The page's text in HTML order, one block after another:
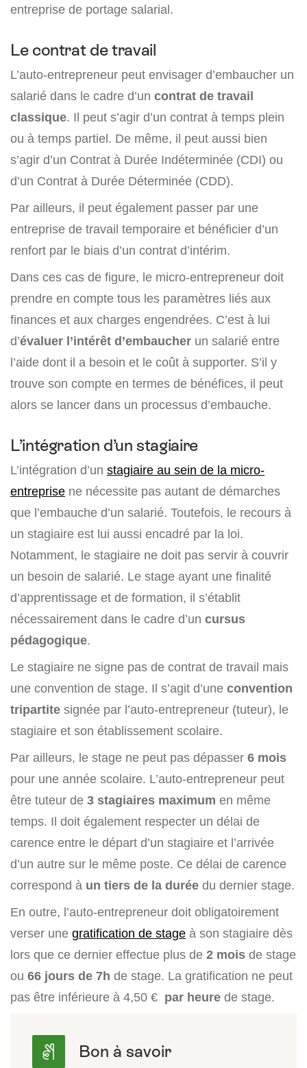
entreprise de portage salarial.
Le contrat de travail
L’auto-entrepreneur peut envisager d’embaucher un
salarié dans le cadre d’un contrat de travail
classique. Il peut s’agir d’un contrat à temps plein
ou à temps partiel. De même, il peut aussi bien
s’agir d’un Contrat à Durée Indéterminée (CDI) ou
d’un Contrat à Durée Déterminée (CDD).
Par ailleurs, il peut également passer par une
entreprise de travail temporaire et bénéficier d’un
renfort par le biais d’un contrat d’intérim.
Dans ces cas de figure, le micro-entrepreneur doit
prendre en compte tous les paramètres liés aux
finances et aux charges engendrées. C’est à lui
d’évaluer l’intérêt d’embaucher un salarié entre
l’aide dont il a besoin et le coût à supporter. S’il y
trouve son compte en termes de bénéfices, il peut
alors se lancer dans un processus d’embauche.
L’intégration d’un stagiaire
L’intégration d’un stagiaire au sein de la micro-
entreprise ne nécessite pas autant de démarches
que l’embauche d’un salarié. Toutefois, le recours à
un stagiaire est lui aussi encadré par la loi.
Notamment, le stagiaire ne doit pas servir à couvrir
un besoin de salarié. Le stage ayant une finalité
d’apprentissage et de formation, il s’établit
nécessairement dans le cadre d’un cursus
pédagogique.
Le stagiaire ne signe pas de contrat de travail mais
une convention de stage. Il s’agit d’une convention
tripartite signée par l’auto-entrepreneur (tuteur), le
stagiaire et son établissement scolaire.
Par ailleurs, le stage ne peut pas dépasser 6 mois
pour une année scolaire. L’auto-entrepreneur peut
être tuteur de 3 stagiaires maximum en même
temps. Il doit également respecter un délai de
carence entre le départ d’un stagiaire et l’arrivée
d’un autre sur le même poste. Ce délai de carence
correspond à un tiers de la durée du dernier stage.
En outre, l’auto-entrepreneur doit obligatoirement
verser une gratification de stage à son stagiaire dès
lors que ce dernier effectue plus de 2 mois de stage
ou 66 jours de 7h de stage. La gratification ne peut
pas être inférieure à 4,50 € par heure de stage.